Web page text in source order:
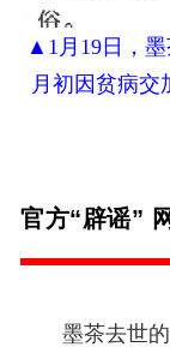
▲ 1月19日，
月初因贫病交
官方“辟谣”
墨茶去世的